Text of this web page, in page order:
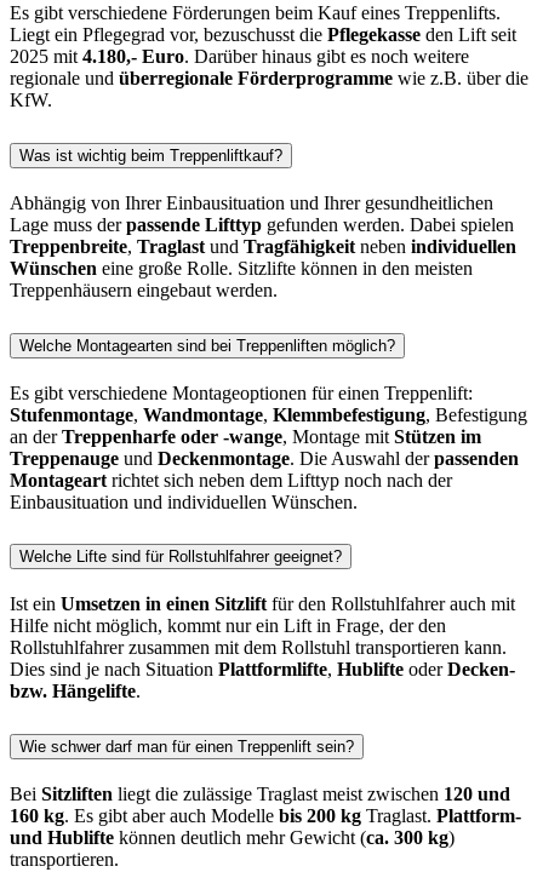
Es gibt verschiedene Förderungen beim Kauf eines Treppenlifts.
Liegt ein Pflegegrad vor, bezuschusst die Pflegekasse den Lift seit
2025 mit 4.180,- Euro. Darüber hinaus gibt es noch weitere
regionale und überregionale Förderprogramme wie z.B. über die
KfW.
Was ist wichtig beim Treppenliftkauf?
Abhängig von Ihrer Einbausituation und Ihrer gesundheitlichen
Lage muss derpassende Lifttyp gefunden werden. Dabei spielen
Treppenbreite, Traglast und Tragfähigkeit neben individuellen
Wünschen eine große Rolle. Sitzlifte können in den meisten
Treppenhäusern eingebaut werden.
Welche Montagearten sind bei Treppenliften möglich?
Es gibt verschiedene Montageoptionen für einen Treppenlift:
Stufenmontage, Wandmontage, Klemmbefestigung, Befestigung
an derTreppenharfe oder -wange, Montage mit Stützen im
Treppenauge und Deckenmontage. Die Auswahl derpassenden
Montageart richtet sich neben dem Lifttyp noch nach der
Einbausituation und individuellen Wünschen.
Welche Lifte sind für Rollstuhlfahrer geeignet?
Ist ein Umsetzen in einen Sitzlift für den Rollstuhlfahrer auch mit
Hilfe nicht möglich, kommt nur ein Lift in Frage, der den
Rollstuhlfahrer zusammen mit dem Rollstuhl transportieren kann.
Dies sind je nach Situation Plattformlifte, Hublifte oderDecken-
bzw. Hängelifte.
Wie schwer darf man für einen Treppenlift sein?
Bei Sitzliften liegt die zulässige Traglast meist zwischen 120 und
160 kg. Es gibt aber auch Modelle bis 200 kg Traglast. Plattform-
und Hublifte können deutlich mehr Gewicht (ca. 300 kg)
transportieren.